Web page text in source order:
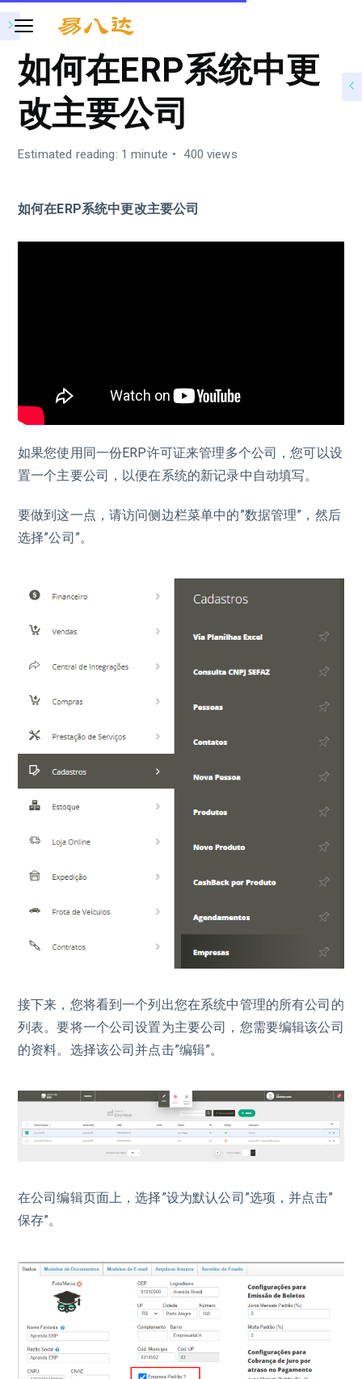
如何在ERP系统中更
改主要公司
Estimated reading: 1 minute 400 views
如何在ERP系统中更改主要公司
如果您使用同一份ERP许可证来管理多个公司，您可以设
置一个主要公司，以便在系统的新记录中自动填写。
要做到这一点，请访问侧边栏菜单中的”数据管理”，然后
选择”公司”。
接下来，您将看到一个列出您在系统中管理的所有公司的
列表。要将一个公司设置为主要公司，您需要编辑该公司
的资料。选择该公司并点击”编辑”。
在公司编辑页面上，选择”设为默认公司”选项，并点击”
保存”。